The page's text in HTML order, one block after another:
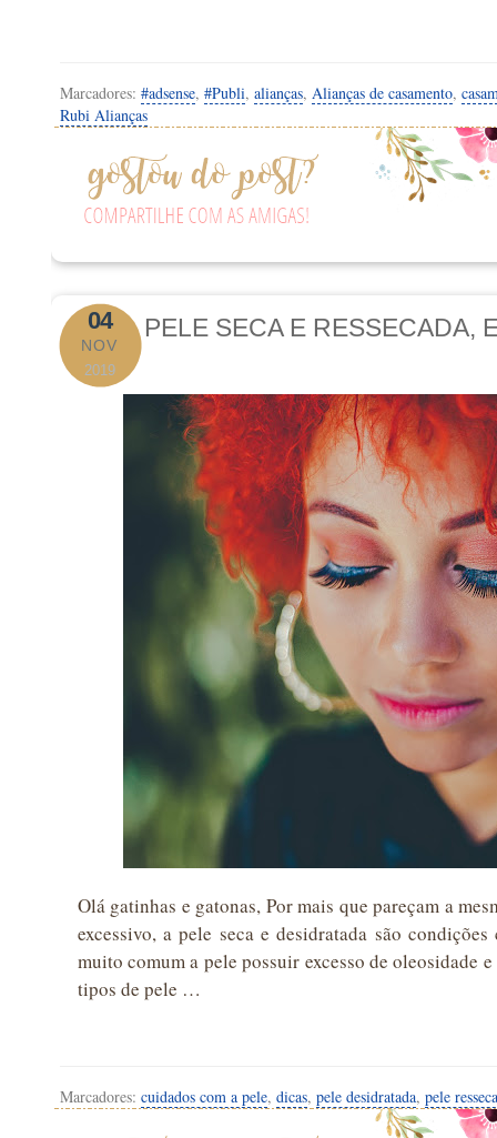
Marcadores: #adsense, #Publi, alianças, Alianças de casamento,
Rubi Alianças
04
NOV
2019
PELE SECA E RESSECADA,
Olá gatinhas e gatonas, Por mais que pareçam a
excessivo, a pele seca e desidratada são
muito comum a pele possuir excesso de oleosidade
tipos de pele …
Marcadores: cuidados com a pele, dicas, pele desidratada, pele